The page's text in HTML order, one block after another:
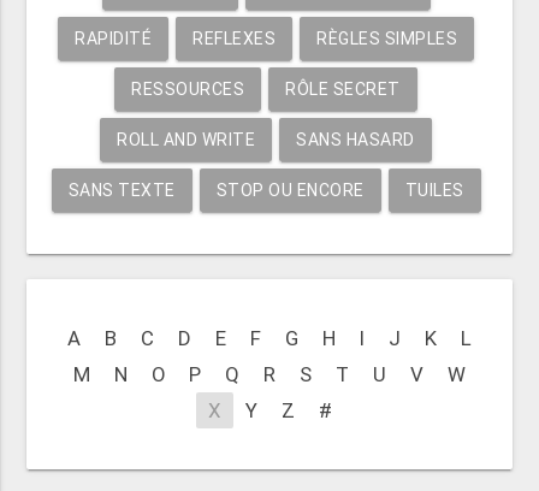
RAPIDITÉ REFLEXES RÈGLES SIMPLES
RESSOURCES RÔLE SECRET
ROLL AND WRITE SANS HASARD
SANS TEXTE STOP OU ENCORE TUILES
A B C D E F G H I J K
L
M
N O P Q R S T U V
W
X
Y Z #